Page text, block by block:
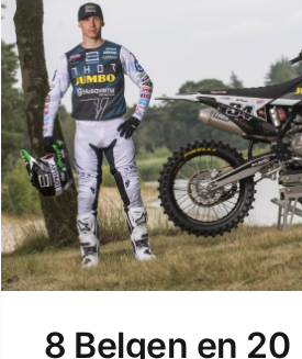
8 Belgen en 20